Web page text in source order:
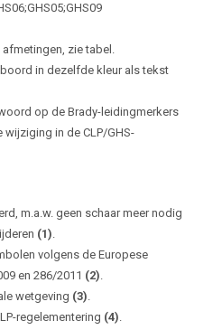
zie tabel.
in dezelfde kleur als tekst
op de Brady-leidingmerkers
in de CLP/GHS-
m.a.w. geen schaar meer nodig
(1).
volgens de Europese
en 286/2011 (2).
wetgeving (3).
regelementering (4).